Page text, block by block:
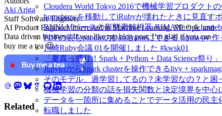
Cloudera World Tokyo 2016で機械学習プロダクト
homebrewを移動してiRubyが壊れたときに見直す
RNNLMベースの形態素解析器 JUMAN++ を
PDFの表をpandasのDataFrameにできる tabula-py
川崎Ruby会議 01を開催しました #kwsk01
「夏真っ盛り！Spark + Python + Data Science祭
JupyterからSpark clusterを操作できるlivy +
そのモデル、過学習してるの？未学習なの？と困
機械学習の分類の話を損失関数と決定境界を中心
データを一箇所に集めることでデータ活用の民主
転職しました
Aki Ariga
Staff Software Engineer
AI Product Engineer. Interested in Machine Learning, MLOps, and
Data driven business. If you like my blog post, I’m glad if you can
buy me a tea 😉
Related